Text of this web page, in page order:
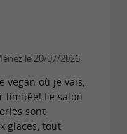
le 20/07/2026
vegan où je vais,
limitée! Le salon
sont
glaces, tout